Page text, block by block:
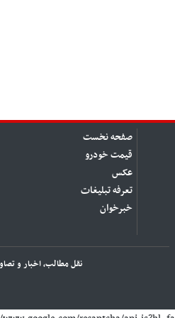
صفحه نخست
قیمت خودرو
عکس
تعرفه تبلیغات
خبرخوان
نقل مطالب، اخبار و